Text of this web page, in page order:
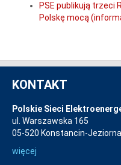
PSE publikują trzeci
Polskę mocą
KONTAKT
Polskie Sieci
ul. Warszawska 165
05-520 Konstancin-Jeziorna
więcej